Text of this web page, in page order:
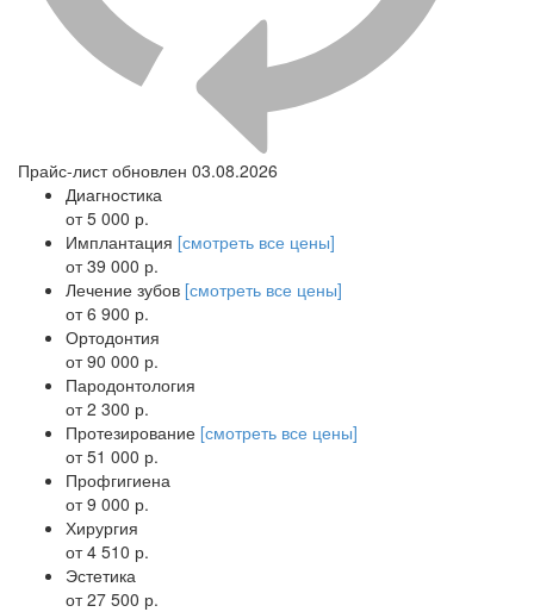
Прайс-лист обновлен 03.08.2026
Диагностика
от 5 000 р.
Имплантация [смотреть все цены]
от 39 000 р.
Лечение зубов [смотреть все цены]
от 6 900 р.
Ортодонтия
от 90 000 р.
Пародонтология
от 2 300 р.
Протезирование [смотреть все цены]
от 51 000 р.
Профгигиена
от 9 000 р.
Хирургия
от 4 510 р.
Эстетика
от 27 500 р.